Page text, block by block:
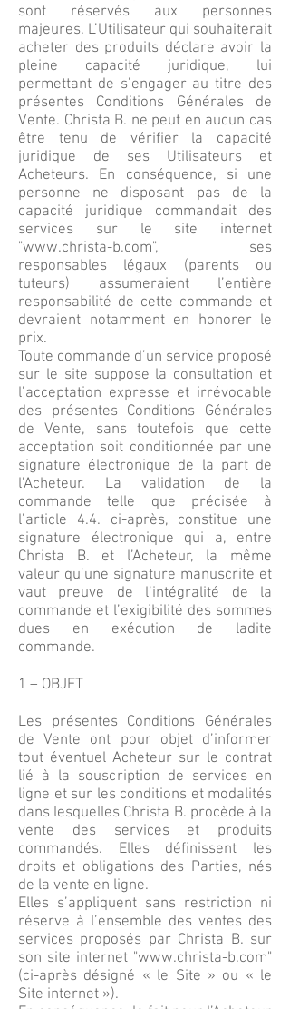
sont réservés aux personnes
majeures. L’Utilisateur qui souhaiterait
acheter des produits déclare avoir la
pleine capacité juridique, lui
permettant de s’engager au titre des
présentes Conditions Générales de
Vente. Christa B. ne peut en aucun cas
être tenu de vérifier la capacité
juridique de ses Utilisateurs et
Acheteurs. En conséquence, si une
personne ne disposant pas de la
capacité juridique commandait des
services sur le site internet
"www.christa-b.com", ses
responsables légaux (parents ou
tuteurs) assumeraient l’entière
responsabilité de cette commande et
devraient notamment en honorer le
prix.
Toute commande d’un service proposé
sur le site suppose la consultation et
l’acceptation expresse et irrévocable
des présentes Conditions Générales
de Vente, sans toutefois que cette
acceptation soit conditionnée par une
signature électronique de la part de
l’Acheteur. La validation de la
commande telle que précisée à
l’article 4.4. ci-après, constitue une
signature électronique qui a, entre
Christa B. et l’Acheteur, la même
valeur qu’une signature manuscrite et
vaut preuve de l’intégralité de la
commande et l’exigibilité des sommes
dues en exécution de ladite
commande.
1 – OBJET
Les présentes Conditions Générales
de Vente ont pour objet d’informer
tout éventuel Acheteur sur le contrat
lié à la souscription de services en
ligne et sur les conditions et modalités
dans lesquelles Christa B. procède à la
vente des services et produits
commandés. Elles définissent les
droits et obligations des Parties, nés
de la vente en ligne.
Elles s’appliquent sans restriction ni
réserve à l’ensemble des ventes des
services proposés par Christa B. sur
son site internet "www.christa-b.com"
(ci-après désigné « le Site » ou « le
Site internet »).